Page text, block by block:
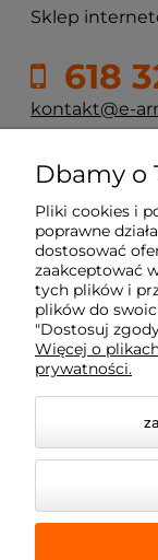
Sklep
618
kontakt@e-
ul. Reglowa 13
60-113 Poznań
Moje konto
Płatność i
Dojazd z
Dbamy o
Pliki cookies i
poprawne
dostosować
zaakceptować
tych plików i
plików do
"Dostosuj
Więcej o
prywatności.